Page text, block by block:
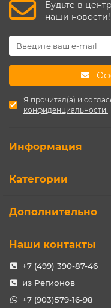
Будьте в
наши
Я прочитал(а) и
конфиденциальности.
Информация
Категории
Дополнительно
Наши контакты
+7 (499) 390-87-46
из Регионов
+7 (903)579-16-98